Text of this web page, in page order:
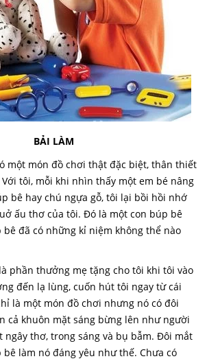
BẢI LÀM
một món đồ chơi thật đặc biệt, thân thiết
tôi, mỗi khi nhìn thấy một em bé nâng
bê hay chú ngựa gỗ, tôi lại bồi hồi nhớ
ấu thơ của tôi. Đó là một con búp bê
bê đã có những kỉ niệm không thể nào
phần thưởng mẹ tặng cho tôi khi tôi vào
đến lạ lùng, cuốn hút tôi ngay từ cái
là một món đồ chơi nhưng nó có đôi
cả khuôn mặt sáng bừng lên như người
ngây thơ, trong sáng và bụ bẫm. Đôi mắt
làm nó đáng yêu như thế. Chưa có